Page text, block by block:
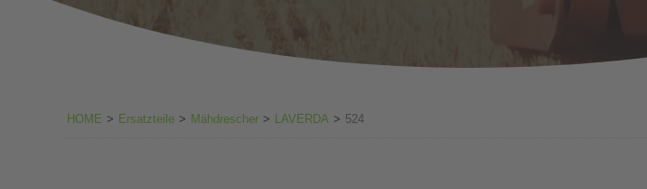
HOME > Ersatzteile > Mähdrescher > LAVERDA > 524